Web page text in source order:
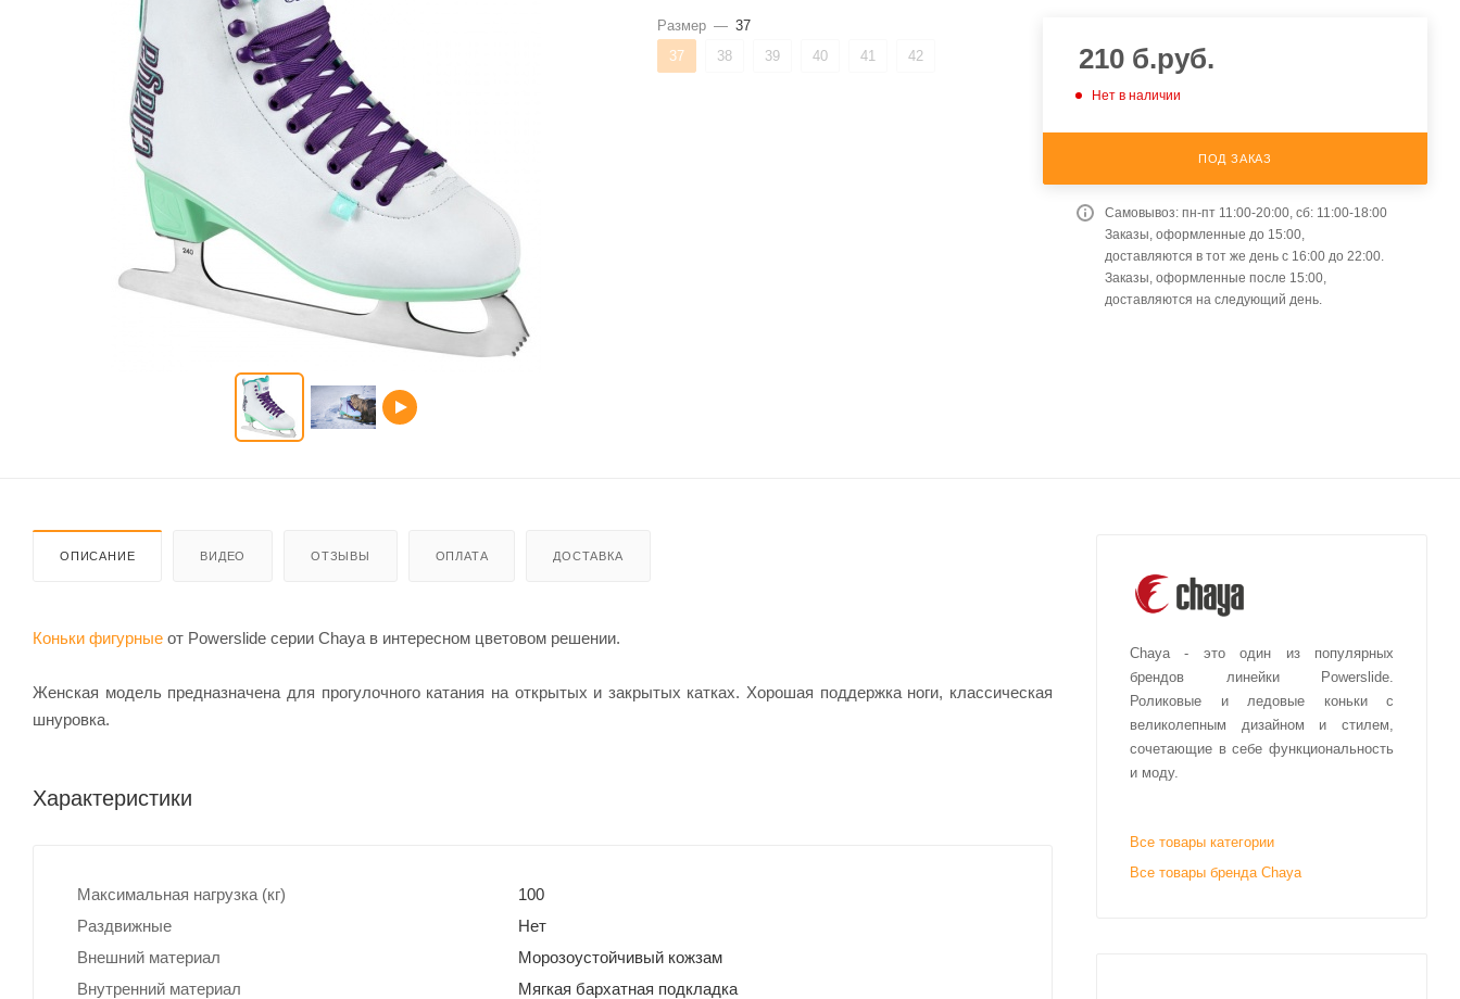
Размер — 37
37
38 39 40 41 42 210б.руб.
Нет в наличии
ПОД ЗАКАЗ
Самовывоз: пн-пт 11:00-20:00, сб: 11:00-18:00
Заказы, оформленные до 15:00,
доставляются в тот же день с 16:00 до 22:00.
Заказы, оформленные после 15:00,
доставляются на следующий день.
ОПИСАНИЕ ВИДЕО ОТЗЫВЫ ОПЛАТА ДОСТАВКА
Коньки фигурные от Powerslide серии Chaya в интересном цветовом решении.
Женская модель предназначена для прогулочного катания на открытых и закрытых катках. Хорошая поддержка ноги, классическая
шнуровка.
Характеристики
Максимальная нагрузка (кг)
100
Раздвижные
Нет
Внешний материал
Морозоустойчивый кожзам
Внутренний материал
Мягкая бархатная подкладка
Chaya - это один из популярных
брендов линейки Powerslide.
Роликовые и ледовые коньки с
великолепным дизайном и стилем,
сочетающие в себе функциональность
и моду.
Все товары категории
Все товары бренда Chaya